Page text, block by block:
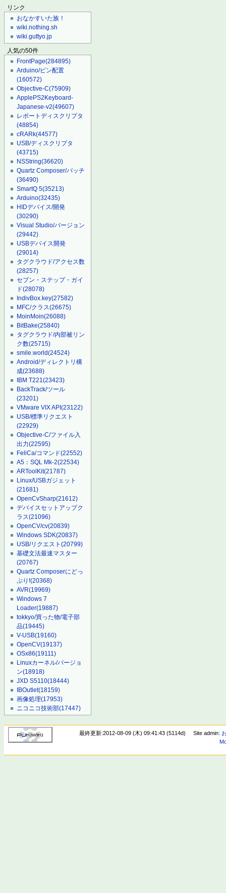
リンク
おなかすいた族！
wiki.nothing.sh
wiki.guttyo.jp
人気の50件
FrontPage(284895)
Arduino/ピン配置
(160572)
Objective-C(75909)
ApplePS2Keyboard-
Japanese-v2(49607)
レポートディスクリプタ
(48854)
cRARk(44577)
USB/ディスクリプタ
(43715)
NSString(36620)
Quartz Composer/パッチ
(36490)
SmartQ 5(35213)
Arduino(32435)
HIDデバイス/開発
(30290)
Visual Studio/バージョン
(29442)
USBデバイス開発
(29014)
タグクラウド/アクセス数
(28257)
セブン・ステップ・ガイ
ド(28078)
IndivBox.key(27582)
MFC/クラス(26675)
MoinMoin(26088)
BitBake(25840)
タグクラウド/内部被リン
ク数(25715)
smile.world(24524)
Android/ディレクトリ構
成(23688)
IBM T221(23423)
BackTrack/ツール
(23201)
VMware VIX API(23122)
USB/標準リクエスト
(22929)
Objective-C/ファイル入
出力(22595)
FeliCa/コマンド(22552)
A5：SQL Mk-2(22534)
ARToolKit(21787)
Linux/USBガジェット
(21681)
OpenCvSharp(21612)
デバイスセットアップク
ラス(21096)
OpenCV/cv(20839)
Windows SDK(20837)
USB/リクエスト(20799)
基礎文法最速マスター
(20767)
Quartz Composerにどっ
ぷり!(20368)
AVR(19969)
Windows 7
Loader(19887)
tokkyo/買った物/電子部
品(19445)
V-USB(19160)
OpenCV(19137)
OSx86(19111)
Linuxカーネル/バージョ
ン(18918)
JXD S5110(18444)
IBOutlet(18159)
画像処理(17953)
ニコニコ技術部(17447)
最終更新:2012-08-09 (木) 09:41:43 (5114d) Site admin: